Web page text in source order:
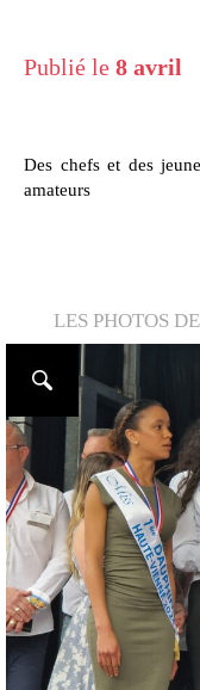
Publié le 8 avril
Des chefs et des
amateurs
LES PHOTOS